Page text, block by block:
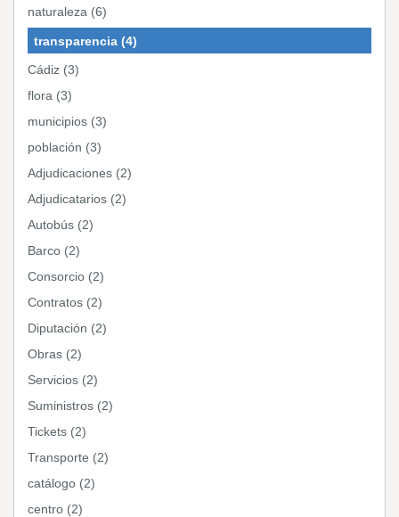
naturaleza (6)
transparencia (4)
Cádiz (3)
flora (3)
municipios (3)
población (3)
Adjudicaciones (2)
Adjudicatarios (2)
Autobús (2)
Barco (2)
Consorcio (2)
Contratos (2)
Diputación (2)
Obras (2)
Servicios (2)
Suministros (2)
Tickets (2)
Transporte (2)
catálogo (2)
centro (2)